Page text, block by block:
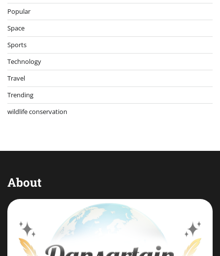
Popular
Space
Sports
Technology
Travel
Trending
wildlife conservation
About